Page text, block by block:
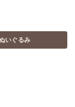
いぐるみ